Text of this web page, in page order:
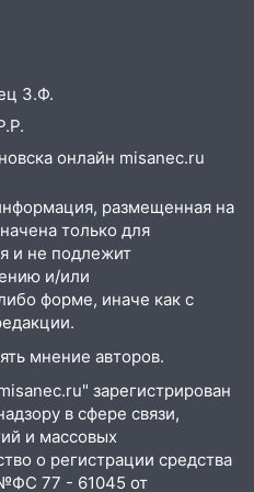
холодную воду
участников
при ЦГКБ
на 7 и 8 лет
сбили над
уверовала в
фирмы
налогов на 48
сбил
двое
ожидается
З.Ф.
онлайн misanec.ru
размещенная на
только для
и не подлежит
и/или
форме, иначе как с
мнение авторов.
зарегистрирован
в сфере связи,
и массовых
о регистрации средства
77 - 61045 от